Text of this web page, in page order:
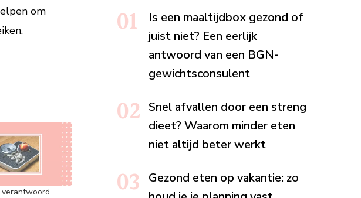
om
verantwoord
Is een maaltijdbox gezond of
juist niet? Een eerlijk
antwoord van een BGN-
gewichtsconsulent
Snel afvallen door een streng
dieet? Waarom minder eten
niet altijd beter werkt
Gezond eten op vakantie: zo